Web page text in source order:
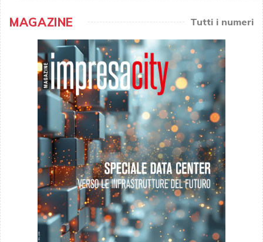
MAGAZINE Tutti i numeri